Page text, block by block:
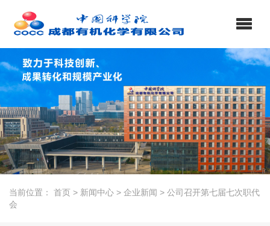
当前位置： 首页 > 新闻中心 > 企业新闻 > 公司召开第七届七次职代
会